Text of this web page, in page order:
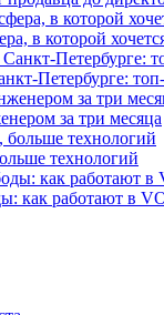
в которой
Петербурге:
за три месяца
технологий
как работают в